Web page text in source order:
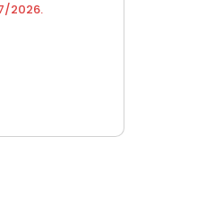
2026.